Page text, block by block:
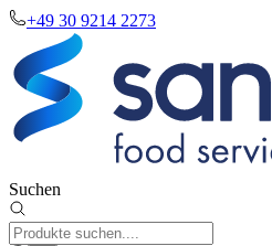
+49 30 9214 2273
Suchen